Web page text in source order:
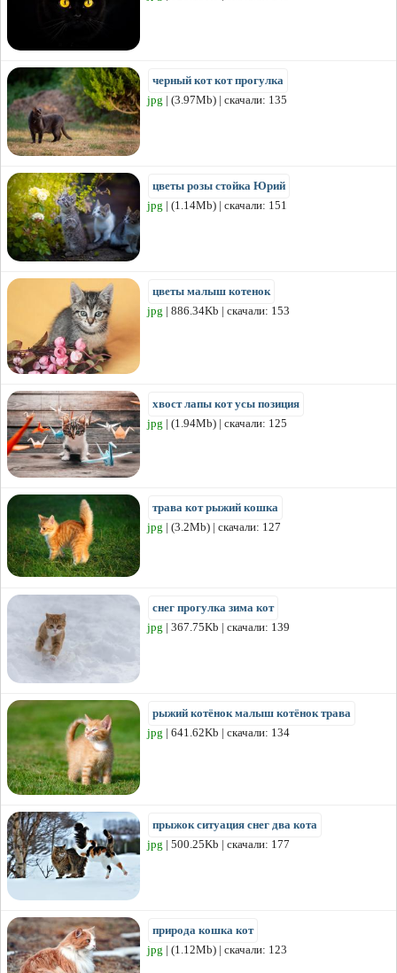
черный кот кот прогулка
jpg | (3.97Mb) | скачали: 135
цветы розы стойка Юрий
jpg | (1.14Mb) | скачали: 151
цветы малыш котенок
jpg | 886.34Kb | скачали: 153
хвост лапы кот усы позиция
jpg | (1.94Mb) | скачали: 125
трава кот рыжий кошка
jpg | (3.2Mb) | скачали: 127
снег прогулка зима кот
jpg | 367.75Kb | скачали: 139
рыжий котёнок малыш котёнок трава
jpg | 641.62Kb | скачали: 134
прыжок ситуация снег два кота
jpg | 500.25Kb | скачали: 177
природа кошка кот
jpg | (1.12Mb) | скачали: 123